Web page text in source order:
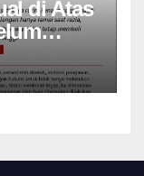
di Atas